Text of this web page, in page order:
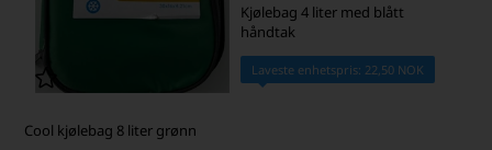
Cool kjølebag 8 liter grønn
Kjølebag 4 liter med blått
håndtak
Laveste enhetspris: 22,50 NOK